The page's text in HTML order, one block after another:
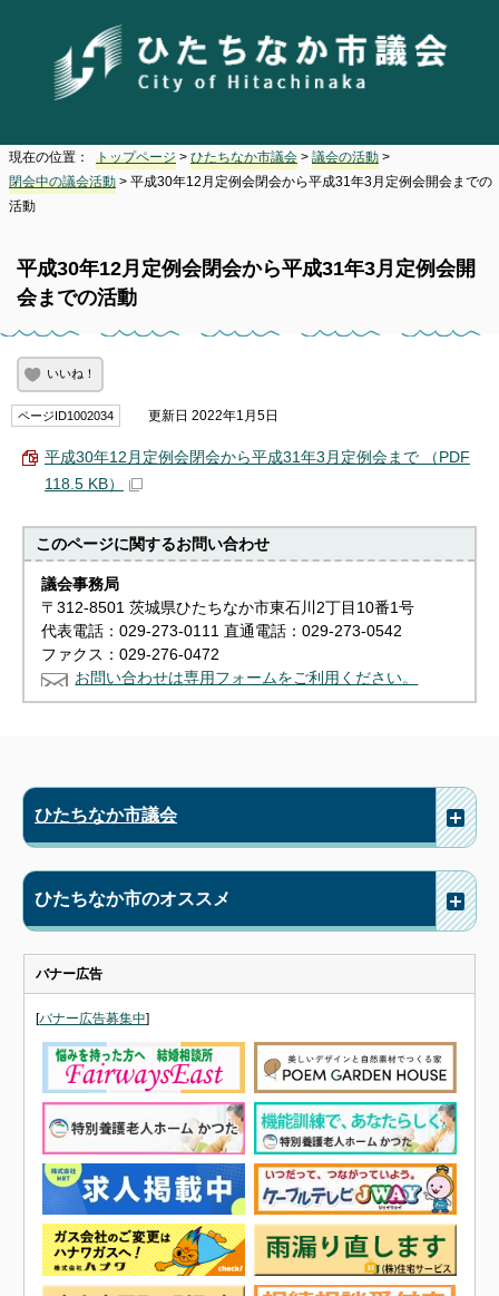
現在の位置： トップページ > ひたちなか市議会 > 議会の活動 >
閉会中の議会活動 > 平成30年12月定例会閉会から平成31年3月定例会開会までの
活動
平成30年12月定例会閉会から平成31年3月定例会開
会までの活動
いいね！
ページID1002034 更新日 2022年1月5日
平成30年12月定例会閉会から平成31年3月定例会まで （PDF
118.5 KB）
このページに関するお問い合わせ
議会事務局
〒312-8501 茨城県ひたちなか市東石川2丁目10番1号
代表電話：029-273-0111 直通電話：029-273-0542
ファクス：029-276-0472
お問い合わせは専用フォームをご利用ください。
ひたちなか市議会
ひたちなか市のオススメ
バナー広告
[バナー広告募集中]